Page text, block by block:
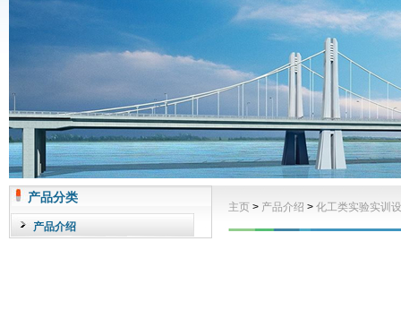
产品分类
产品介绍
主页 > 产品介绍 > 化工类实验实训